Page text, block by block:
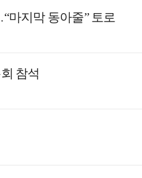
마지막 동아줄” 토로
참석